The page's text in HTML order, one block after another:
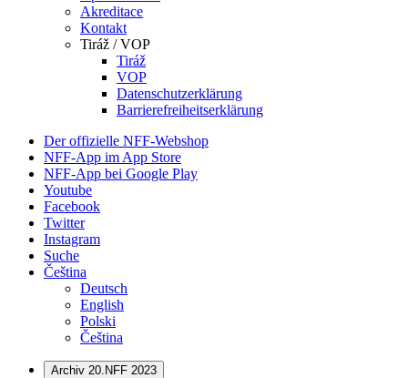
Akreditace
Kontakt
Tiráž / VOP
Tiráž
VOP
Datenschutzerklärung
Barrierefreiheitserklärung
Der offizielle NFF-Webshop
NFF-App im App Store
NFF-App bei Google Play
Youtube
Facebook
Twitter
Instagram
Suche
Čeština
Deutsch
English
Polski
Čeština
Archiv 20.NFF 2023